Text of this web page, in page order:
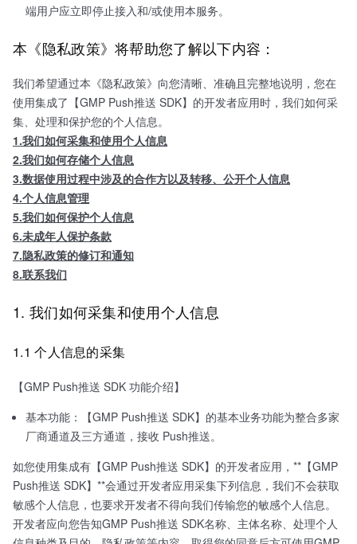
端用户应立即停止接入和/或使用本服务。
本《隐私政策》将帮助您了解以下内容：
我们希望通过本《隐私政策》向您清晰、准确且完整地说明，您在
使用集成了【GMP Push推送 SDK】的开发者应用时，我们如何采
集、处理和保护您的个人信息。
1.我们如何采集和使用个人信息
2.我们如何存储个人信息
3.数据使用过程中涉及的合作方以及转移、公开个人信息
4.个人信息管理
5.我们如何保护个人信息
6.未成年人保护条款
7.隐私政策的修订和通知
8.联系我们
1. 我们如何采集和使用个人信息
1.1 个人信息的采集
【GMP Push推送 SDK 功能介绍】
基本功能：【GMP Push推送 SDK】的基本业务功能为整合多家
厂商通道及三方通道，接收 Push推送。
如您使用集成有【GMP Push推送 SDK】的开发者应用，**【GMP
Push推送 SDK】**会通过开发者应用采集下列信息，我们不会获取
敏感个人信息，也要求开发者不得向我们传输您的敏感个人信息。
开发者应向您告知GMP Push推送 SDK名称、主体名称、处理个人